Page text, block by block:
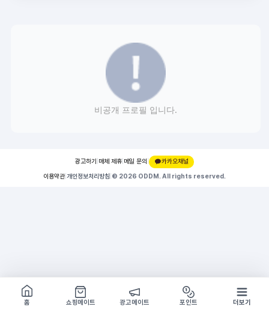
비공개 프로필 입니다.
광고하기 매체 제휴 메일 문의 |
카카오채널
이용약관 개인정보처리방침 © 2026 ODDM. All rights reserved.
쇼핑몰 구경하기
방문시 1G
홈
쇼핑메이트 광고메이트 포인트 더보기